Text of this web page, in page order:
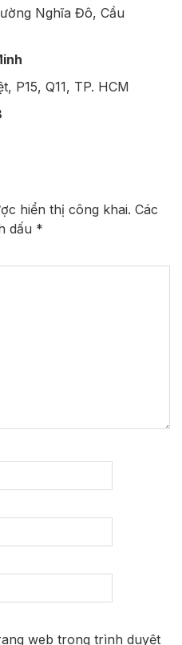
Nghĩa Đô, Cầu
P15, Q11, TP. HCM
hiển thị công khai. Các
dấu *
web trong trình duyệt